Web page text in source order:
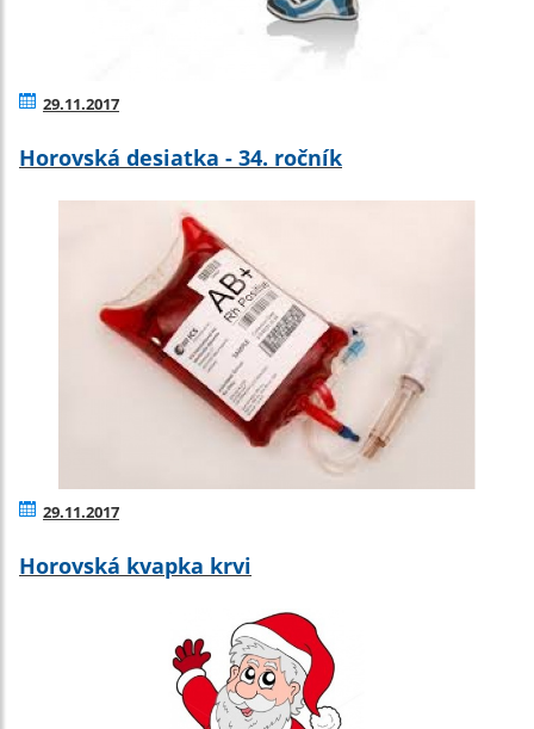
29.11.2017
Horovská desiatka - 34. ročník
29.11.2017
Horovská kvapka krvi